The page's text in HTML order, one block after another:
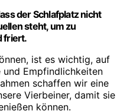
der Schlafplatz nicht
steht, um zu
friert.
ist es wichtig, auf
und Empfindlichkeiten
schaffen wir eine
Vierbeiner, damit sie
können.